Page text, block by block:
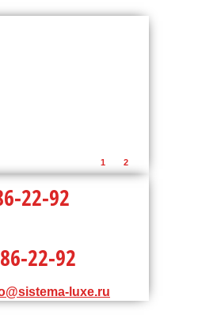
1 2
22-92
22-92
luxe.ru